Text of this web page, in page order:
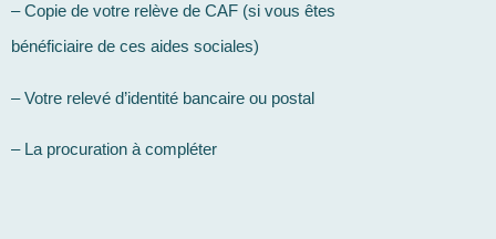
– Copie de votre relève de CAF (si vous êtes
bénéficiaire de ces aides sociales)
– Votre relevé d’identité bancaire ou postal
– La procuration à compléter